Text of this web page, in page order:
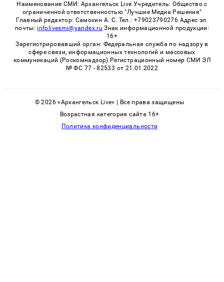
Наименование СМИ: Архангельск Live Учредитель: Общество с
ограниченной ответственностью "Лучшие Медиа Решения"
Главный редактор: Самохин А. С. Тел.: +79023790276 Адрес эл.
почты: infolivesmi@yandex.ru Знак информационной продукции:
16+
Зарегистрировавший орган: Федеральная служба по надзору в
сфере связи, информационных технологий и массовых
коммуникаций (Роскомнадзор) Регистрационный номер СМИ ЭЛ
№ ФС 77 - 82533 от 21.01.2022
© 2026 «Архангельск Live» | Все права защищены
Возрастная категория сайта 16+
Политика конфиденциальности